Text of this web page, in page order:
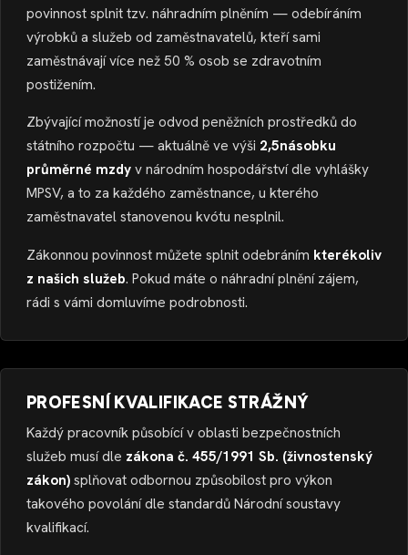
povinnost splnit tzv. náhradním plněním — odebíráním
výrobků a služeb od zaměstnavatelů, kteří sami
zaměstnávají více než 50 % osob se zdravotním
postižením.
Zbývající možností je odvod peněžních prostředků do
státního rozpočtu — aktuálně ve výši 2,5násobku
průměrné mzdy v národním hospodářství dle vyhlášky
MPSV, a to za každého zaměstnance, u kterého
zaměstnavatel stanovenou kvótu nesplnil.
Zákonnou povinnost můžete splnit odebráním kterékoliv
z našich služeb. Pokud máte o náhradní plnění zájem,
rádi s vámi domluvíme podrobnosti.
PROFESNÍ KVALIFIKACE STRÁŽNÝ
Každý pracovník působící v oblasti bezpečnostních
služeb musí dle zákona č. 455/1991 Sb. (živnostenský
zákon) splňovat odbornou způsobilost pro výkon
takového povolání dle standardů Národní soustavy
kvalifikací.